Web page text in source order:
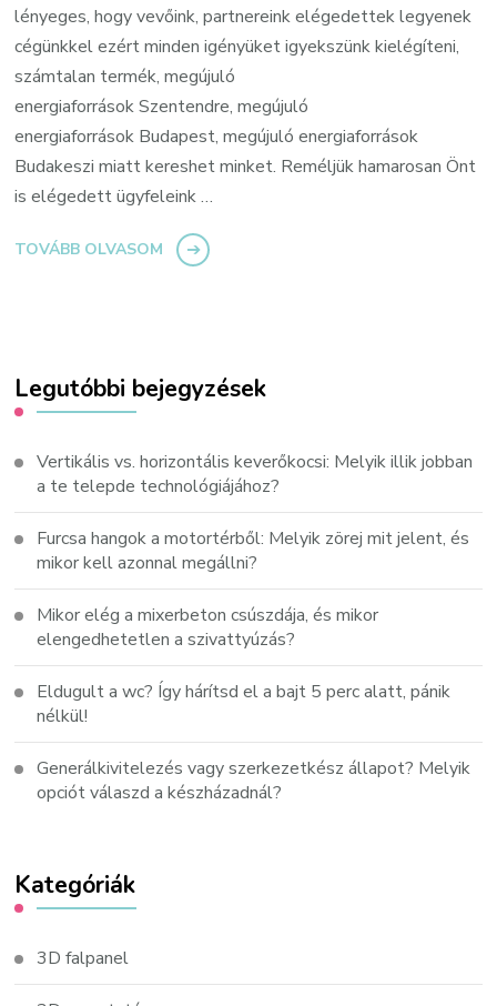
lényeges, hogy vevőink, partnereink elégedettek legyenek
cégünkkel ezért minden igényüket igyekszünk kielégíteni,
számtalan termék, megújuló
energiaforrások Szentendre, megújuló
energiaforrások Budapest, megújuló energiaforrások
Budakeszi miatt kereshet minket. Reméljük hamarosan Önt
is elégedett ügyfeleink …
TOVÁBB OLVASOM
Legutóbbi bejegyzések
Vertikális vs. horizontális keverőkocsi: Melyik illik jobban
a te telepde technológiájához?
Furcsa hangok a motortérből: Melyik zörej mit jelent, és
mikor kell azonnal megállni?
Mikor elég a mixerbeton csúszdája, és mikor
elengedhetetlen a szivattyúzás?
Eldugult a wc? Így hárítsd el a bajt 5 perc alatt, pánik
nélkül!
Generálkivitelezés vagy szerkezetkész állapot? Melyik
opciót válaszd a készházadnál?
Kategóriák
3D falpanel